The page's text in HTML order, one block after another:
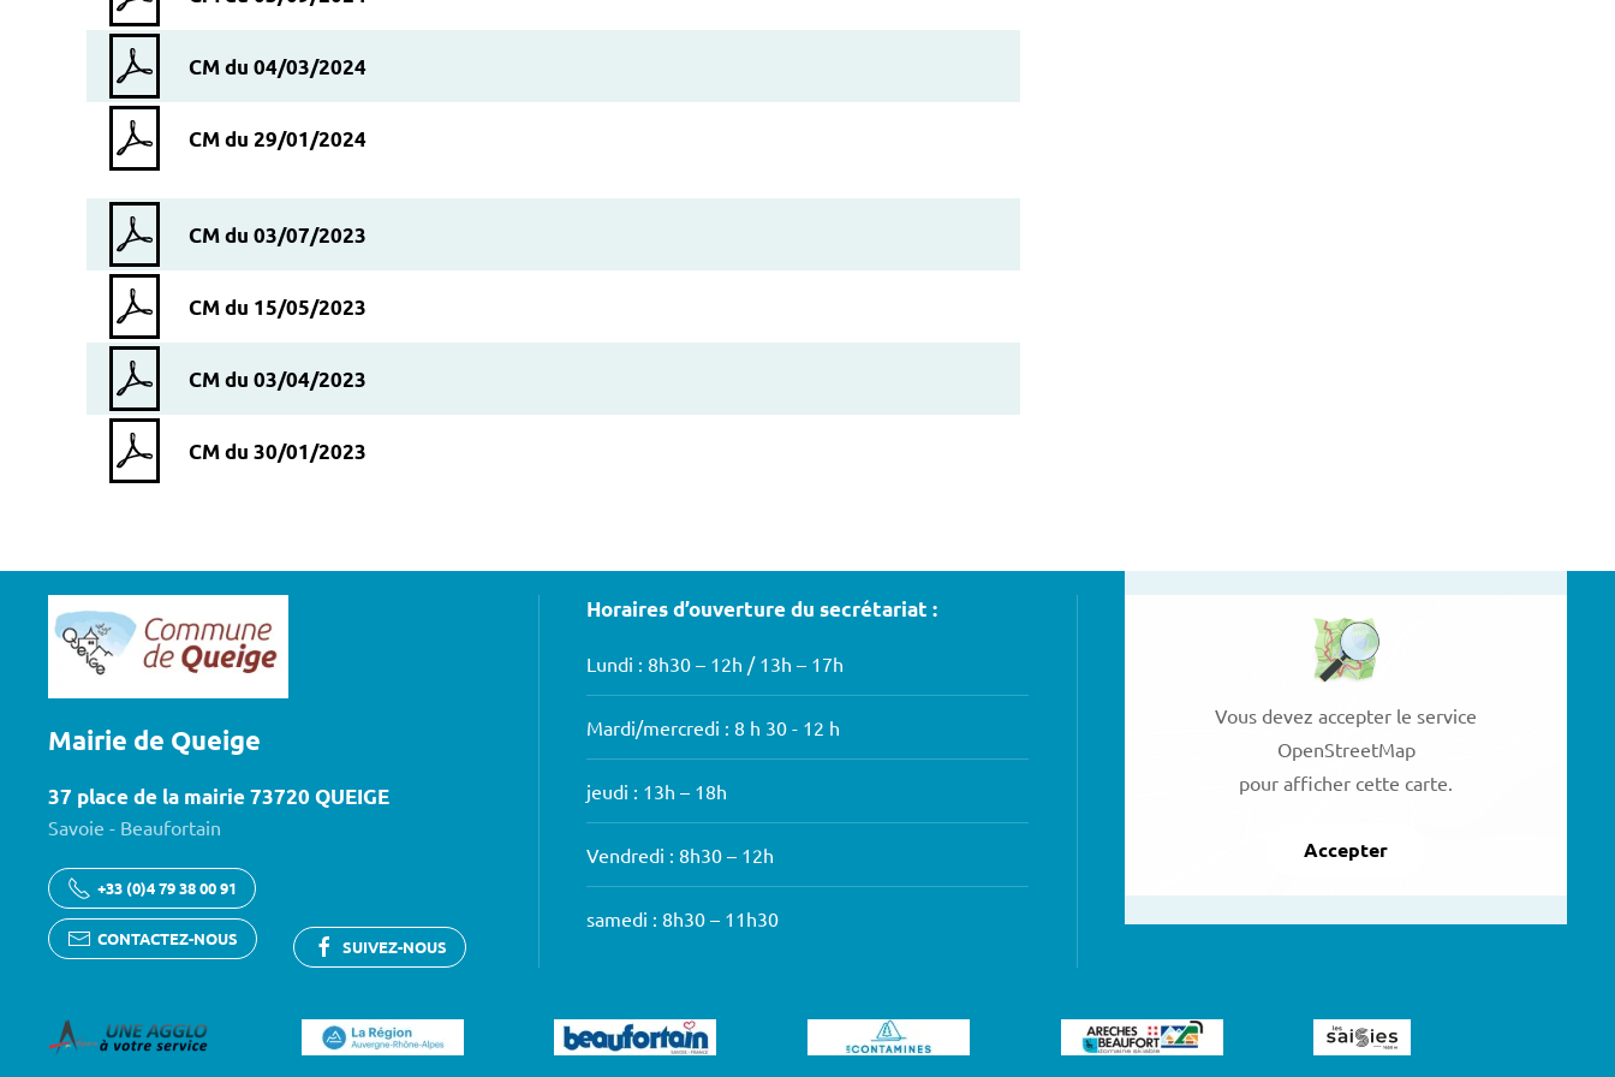
CM du 04/03/2024
CM du 29/01/2024
CM du 03/07/2023
CM du 15/05/2023
CM du 03/04/2023
CM du 30/01/2023
Mairie de Queige
37 place de la mairie 73720 QUEIGE
Savoie - Beaufortain
+33 (0)4 79 38 00 91
CONTACTEZ-NOUS SUIVEZ-NOUS
Horaires d’ouverture du secrétariat :
Lundi : 8h30 – 12h / 13h – 17h
Mardi/mercredi : 8 h 30 - 12 h
jeudi : 13h – 18h
Vendredi : 8h30 – 12h
samedi : 8h30 – 11h30
Vous devez accepter le service
OpenStreetMap
pour afficher cette carte.
Accepter